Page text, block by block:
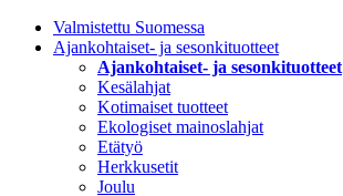
Valmistettu Suomessa
Ajankohtaiset- ja sesonkituotteet
Ajankohtaiset- ja sesonkituotteet
Kesälahjat
Kotimaiset tuotteet
Ekologiset mainoslahjat
Etätyö
Herkkusetit
Joulu